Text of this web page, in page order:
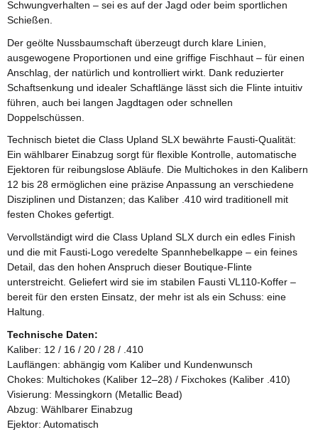
Schwungverhalten – sei es auf der Jagd oder beim sportlichen
Schießen.
Der geölte Nussbaumschaft überzeugt durch klare Linien,
ausgewogene Proportionen und eine griffige Fischhaut – für einen
Anschlag, der natürlich und kontrolliert wirkt. Dank reduzierter
Schaftsenkung und idealer Schaftlänge lässt sich die Flinte intuitiv
führen, auch bei langen Jagdtagen oder schnellen
Doppelschüssen.
Technisch bietet die Class Upland SLX bewährte Fausti-Qualität:
Ein wählbarer Einabzug sorgt für flexible Kontrolle, automatische
Ejektoren für reibungslose Abläufe. Die Multichokes in den Kalibern
12 bis 28 ermöglichen eine präzise Anpassung an verschiedene
Disziplinen und Distanzen; das Kaliber .410 wird traditionell mit
festen Chokes gefertigt.
Vervollständigt wird die Class Upland SLX durch ein edles Finish
und die mit Fausti-Logo veredelte Spannhebelkappe – ein feines
Detail, das den hohen Anspruch dieser Boutique-Flinte
unterstreicht. Geliefert wird sie im stabilen Fausti VL110-Koffer –
bereit für den ersten Einsatz, der mehr ist als ein Schuss: eine
Haltung.
Technische Daten:
Kaliber: 12 / 16 / 20 / 28 / .410
Lauflängen: abhängig vom Kaliber und Kundenwunsch
Chokes: Multichokes (Kaliber 12–28) / Fixchokes (Kaliber .410)
Visierung: Messingkorn (Metallic Bead)
Abzug: Wählbarer Einabzug
Ejektor: Automatisch